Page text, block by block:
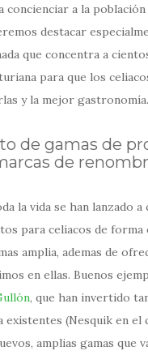
concienciar a la población
destacar
que concentra a
para que los
y la mejor gastronomía.
de gamas de
de
la vida se han lanzado a
para celiacos de forma
amplia, ademas de
en ellas. Buenos
, que han invertido
existentes (Nesquik en el
amplias gamas que